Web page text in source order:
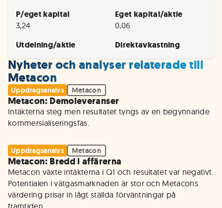
P/eget kapital
3,24
Eget kapital/aktie
0,06
Utdelning/aktie Direktavkastning
Nyheter och analyser relaterade till
Metacon
Uppdragsanalys Metacon
Metacon: Demoleveranser
Intäkterna steg men resultatet tyngs av en begynnande
kommersialiseringsfas.
Uppdragsanalys Metacon
Metacon: Bredd i affärerna
Metacon växte intäkterna i Q1 och resultatet var negativt.
Potentialen i vätgasmarknaden är stor och Metacons
värdering prisar in lågt ställda förväntningar på
framtiden.